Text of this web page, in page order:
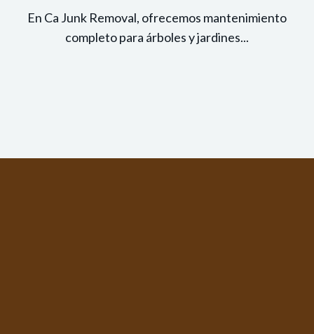
En Ca Junk Removal, ofrecemos mantenimiento
completo para árboles y jardines...